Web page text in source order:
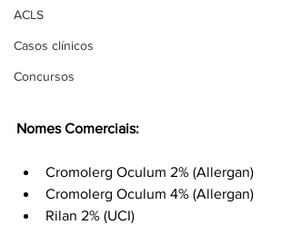
ACLS
Casos clínicos
Concursos
Nomes Comerciais:
Cromolerg Oculum 2% (Allergan)
Cromolerg Oculum 4% (Allergan)
Rilan 2% (UCI)